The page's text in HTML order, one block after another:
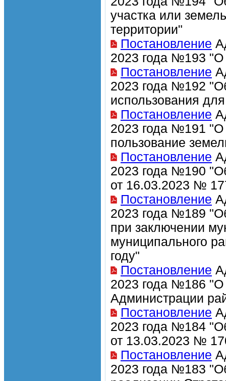
участка или
территории"
Постановление
2023 года №193 "О
Постановление
2023 года №192
использования
Постановление
2023 года №191 "О
пользование
Постановление
2023 года №190
от 16.03.2023 №
Постановление
2023 года №189
при заключении
муниципального
году"
Постановление
2023 года №186 "О
Администрации
Постановление
2023 года №184
от 13.03.2023 №
Постановление
2023 года №183